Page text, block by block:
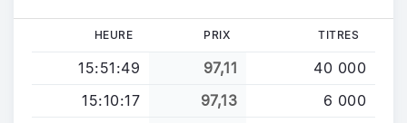
HEURE PRIX TITRES
15:51:49 97,11
40 000
15:10:17
97,13
6 000